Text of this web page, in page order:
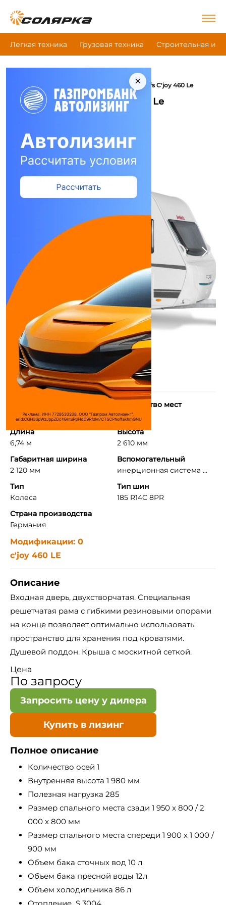
Легкая техника Грузовая техника Строительная и
×
Главная Dethleffs C'joy 460 Le
Кэмпер Dethleffs C'joy 460 Le
1,2 т
Количество мест
3 мест
Длина
6,74 м
Высота
2 610 мм
Габаритная ширина
2 120 мм
Вспомогательный
инерционная система ...
Тип
Колеса
Тип шин
185 R14C 8PR
Страна производства
Германия
Модификации: 0
c'joy 460 LE
Описание
Входная дверь, двухстворчатая. Специальная
решетчатая рама с гибкими резиновыми опорами
на конце позволяет оптимально использовать
пространство для хранения под кроватями.
Душевой поддон. Крыша с москитной сеткой.
Цена
По запросу
Запросить цену у дилера
Купить в лизинг
Полное описание
Количество осей 1
Внутренняя высота 1 980 мм
Полезная нагрузка 285
Размер спального места сзади 1 950 x 800 / 2
000 x 800 мм
Размер спального места спереди 1 900 x 1 000 /
900 мм
Объем бака сточных вод 10 л
Объем бака пресной воды 12л
Объем холодильника 86 л